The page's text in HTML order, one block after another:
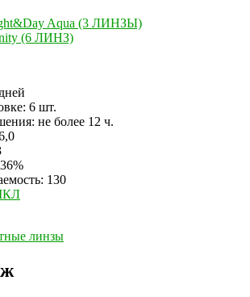
Aqua (3 ЛИНЗЫ)
(6 ЛИНЗ)
6 шт.
не более 12 ч.
130
линзы